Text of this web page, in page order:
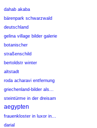
dahab akaba
bärenpark schwarzwald
deutschland
gelina village bilder galerie
botanischer
straßenschild
bertoldstr winter
altstadt
roda acharavi entfernung
griechenland-bilder als...
steintürme in der dreisam
aegypten
frauenkloster in luxor in...
darial